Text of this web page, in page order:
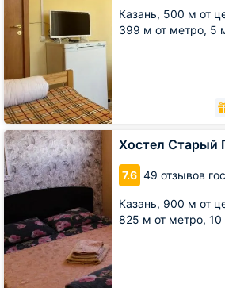
Казань, 500 м от
399 м от метро, 5
Хостел Старый
7.6 49 отзывов
Казань, 900 м от
825 м от метро, 10
Хостел
Старый
Город